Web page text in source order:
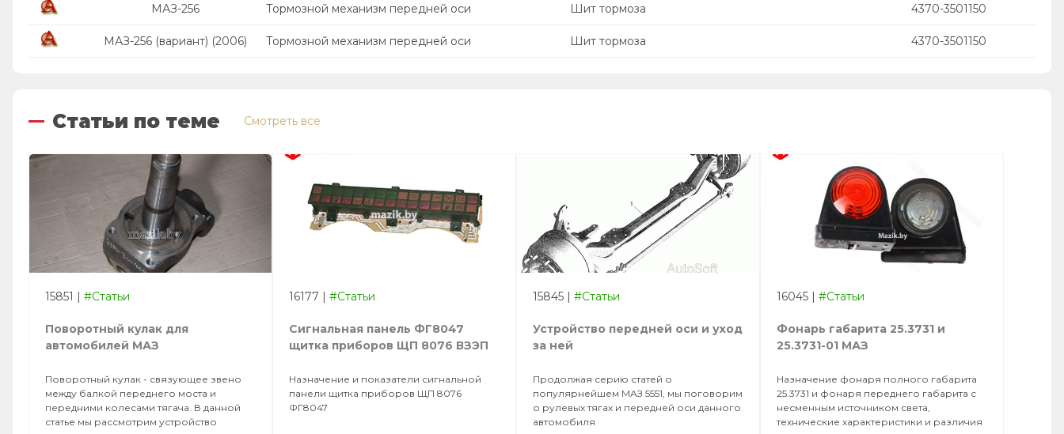
МАЗ-256 Тормозной механизм передней оси Шит тормоза 4370-3501150
МАЗ-256 (вариант) (2006) Тормозной механизм передней оси Шит тормоза 4370-3501150
Статьи по теме Смотреть все
15851 | #Статьи
Поворотный кулак для
автомобилей МАЗ
Поворотный кулак - связующее звено
между балкой переднего моста и
передними колесами тягача. В данной
статье мы рассмотрим устройство
16177 | #Статьи
Сигнальная панель ФГ8047
щитка приборов ЩП 8076 ВЗЭП
Назначение и показатели сигнальной
панели щитка приборов ЩП 8076
ФГ8047
15845 | #Статьи
Устройство передней оси и уход
за ней
Продолжая серию статей о
популярнейшем МАЗ 5551, мы поговорим
о рулевых тягах и передней оси данного
автомобиля
16045 | #Статьи
Фонарь габарита 25.3731 и
25.3731-01 МАЗ
Назначение фонаря полного габарита
25.3731 и фонаря переднего габарита с
несменным источником света,
технические характеристики и различия